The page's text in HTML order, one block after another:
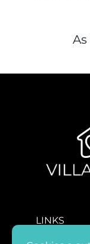
LINKS
COVID 19